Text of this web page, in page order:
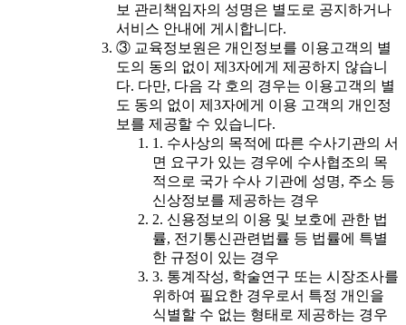
보 관리책임자의 성명은 별도로 공지하거나
서비스 안내에 게시합니다.
③ 교육정보원은 개인정보를 이용고객의 별
도의 동의 없이 제3자에게 제공하지 않습니
다. 다만, 다음 각 호의 경우는 이용고객의 별
도 동의 없이 제3자에게 이용 고객의 개인정
보를 제공할 수 있습니다.
1. 수사상의 목적에 따른 수사기관의 서
면 요구가 있는 경우에 수사협조의 목
적으로 국가 수사 기관에 성명, 주소 등
신상정보를 제공하는 경우
2. 신용정보의 이용 및 보호에 관한 법
률, 전기통신관련법률 등 법률에 특별
한 규정이 있는 경우
3. 통계작성, 학술연구 또는 시장조사를
위하여 필요한 경우로서 특정 개인을
식별할 수 없는 형태로 제공하는 경우